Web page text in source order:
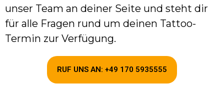
unser Team an deiner Seite und steht dir
für alle Fragen rund um deinen Tattoo-
Termin zur Verfügung.
RUF UNS AN: +49 170 5935555